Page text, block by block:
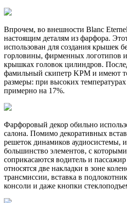
Впрочем, во внешности Blanc
настоящим деталям из фарфора.
использован для создания крышек
горловины, фирменных логотипов и
крышках головок цилиндров.
фамильный скипетр KPM и имеют
размеры: при высоких
примерно на 17%.
Фарфоровый декор обильно
салона. Помимо декоративных
решеток динамиков аудиосистемы,
большинство элементов, с
соприкасаются водитель и
относятся две накладки в зоне
трансмиссии, вставка в
консоли и даже кнопки